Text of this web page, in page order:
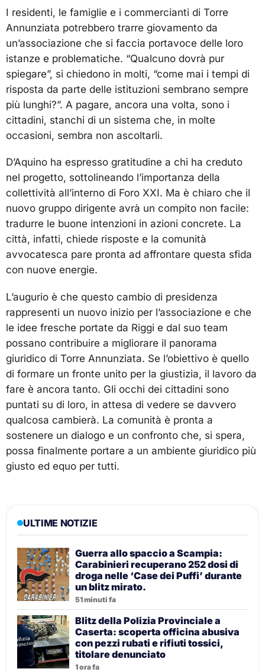
I residenti, le famiglie e i commercianti di Torre
Annunziata potrebbero trarre giovamento da
un’associazione che si faccia portavoce delle loro
istanze e problematiche. “Qualcuno dovrà pur
spiegare”, si chiedono in molti, “come mai i tempi di
risposta da parte delle istituzioni sembrano sempre
più lunghi?”. A pagare, ancora una volta, sono i
cittadini, stanchi di un sistema che, in molte
occasioni, sembra non ascoltarli.
D’Aquino ha espresso gratitudine a chi ha creduto
nel progetto, sottolineando l’importanza della
collettività all’interno di Foro XXI. Ma è chiaro che il
nuovo gruppo dirigente avrà un compito non facile:
tradurre le buone intenzioni in azioni concrete. La
città, infatti, chiede risposte e la comunità
avvocatesca pare pronta ad affrontare questa sfida
con nuove energie.
L’augurio è che questo cambio di presidenza
rappresenti un nuovo inizio per l’associazione e che
le idee fresche portate da Riggi e dal suo team
possano contribuire a migliorare il panorama
giuridico di Torre Annunziata. Se l’obiettivo è quello
di formare un fronte unito per la giustizia, il lavoro da
fare è ancora tanto. Gli occhi dei cittadini sono
puntati su di loro, in attesa di vedere se davvero
qualcosa cambierà. La comunità è pronta a
sostenere un dialogo e un confronto che, si spera,
possa finalmente portare a un ambiente giuridico più
giusto ed equo per tutti.
ULTIME NOTIZIE
Guerra allo spaccio a Scampia:
Carabinieri recuperano 252 dosi di
droga nelle ‘Case dei Puffi’ durante
un blitz mirato.
51 minuti fa
Blitz della Polizia Provinciale a
Caserta: scoperta officina abusiva
con pezzi rubati e rifiuti tossici,
titolare denunciato
1 ora fa